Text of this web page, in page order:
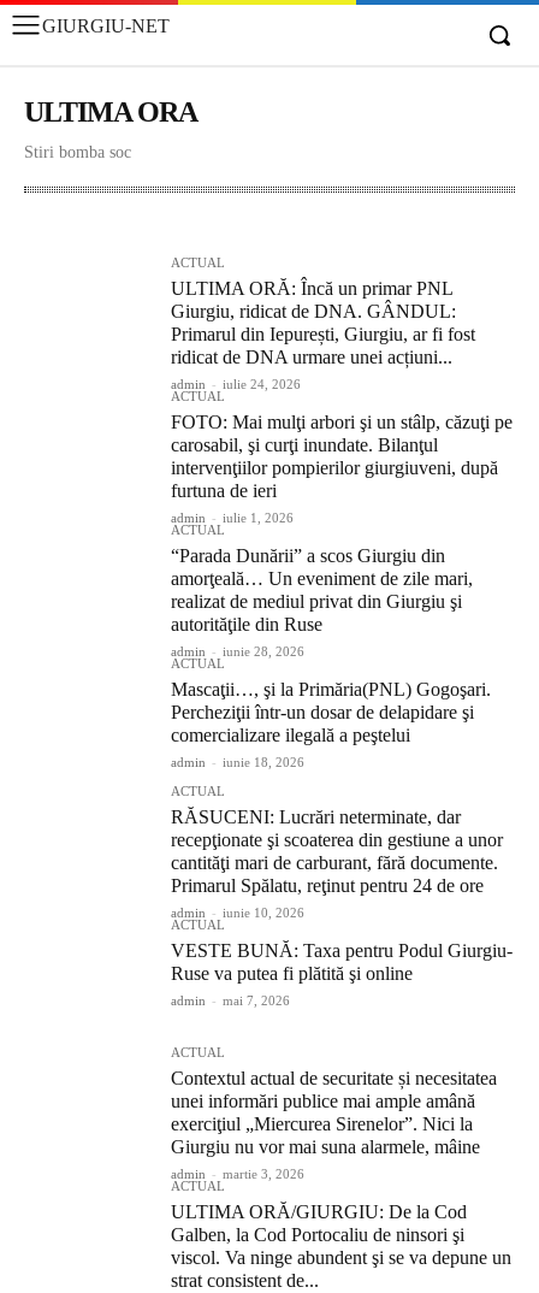
GIURGIU-NET
ULTIMA ORA
Stiri bomba soc
ACTUAL
ULTIMA ORĂ: Încă un primar PNL
Giurgiu, ridicat de DNA. GÂNDUL:
Primarul din Iepurești, Giurgiu, ar fi fost
ridicat de DNA urmare unei acțiuni...
admin - iulie 24, 2026
ACTUAL
FOTO: Mai mulţi arbori şi un stâlp, căzuţi pe
carosabil, şi curţi inundate. Bilanţul
intervenţiilor pompierilor giurgiuveni, după
furtuna de ieri
admin - iulie 1, 2026
ACTUAL
“Parada Dunării” a scos Giurgiu din
amorţeală… Un eveniment de zile mari,
realizat de mediul privat din Giurgiu şi
autorităţile din Ruse
admin - iunie 28, 2026
ACTUAL
Mascaţii…, şi la Primăria(PNL) Gogoşari.
Percheziţii într-un dosar de delapidare şi
comercializare ilegală a peştelui
admin - iunie 18, 2026
ACTUAL
RĂSUCENI: Lucrări neterminate, dar
recepţionate şi scoaterea din gestiune a unor
cantităţi mari de carburant, fără documente.
Primarul Spălatu, reţinut pentru 24 de ore
admin - iunie 10, 2026
ACTUAL
VESTE BUNĂ: Taxa pentru Podul Giurgiu-
Ruse va putea fi plătită şi online
admin - mai 7, 2026
ACTUAL
Contextul actual de securitate și necesitatea
unei informări publice mai ample amână
exerciţiul „Miercurea Sirenelor”. Nici la
Giurgiu nu vor mai suna alarmele, mâine
admin - martie 3, 2026
ACTUAL
ULTIMA ORĂ/GIURGIU: De la Cod
Galben, la Cod Portocaliu de ninsori şi
viscol. Va ninge abundent şi se va depune un
strat consistent de...